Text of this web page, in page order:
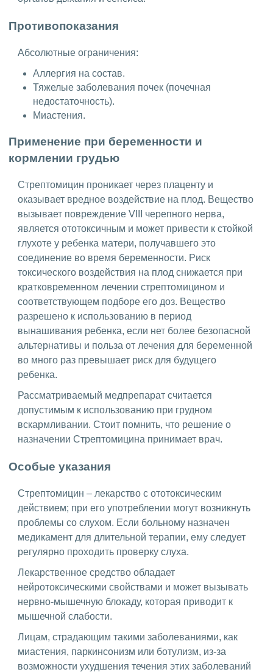
Противопоказания
Абсолютные ограничения:
Аллергия на состав.
Тяжелые заболевания почек (почечная
недостаточность).
Миастения.
Применение при беременности и
кормлении грудью
Стрептомицин проникает через плаценту и
оказывает вредное воздействие на плод. Вещество
вызывает повреждение VIII черепного нерва,
является ототоксичным и может привести к стойкой
глухоте у ребенка матери, получавшего это
соединение во время беременности. Риск
токсического воздействия на плод снижается при
кратковременном лечении стрептомицином и
соответствующем подборе его доз. Вещество
разрешено к использованию в период
вынашивания ребенка, если нет более безопасной
альтернативы и польза от лечения для беременной
во много раз превышает риск для будущего
ребенка.
Рассматриваемый медпрепарат считается
допустимым к использованию при грудном
вскармливании. Стоит помнить, что решение о
назначении Стрептомицина принимает врач.
Особые указания
Стрептомицин – лекарство с ототоксическим
действием; при его употреблении могут возникнуть
проблемы со слухом. Если больному назначен
медикамент для длительной терапии, ему следует
регулярно проходить проверку слуха.
Лекарственное средство обладает
нейротоксическими свойствами и может вызывать
нервно-мышечную блокаду, которая приводит к
мышечной слабости.
Лицам, страдающим такими заболеваниями, как
миастения, паркинсонизм или ботулизм, из-за
возможности ухудшения течения этих заболеваний